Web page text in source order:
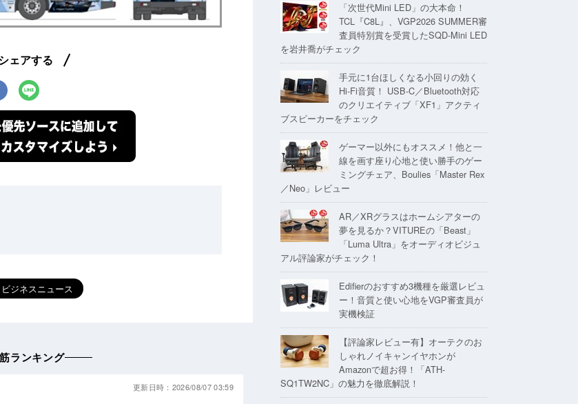
ェアする
ジネスニュース
「次世代Mini LED」の大本命！
TCL『C8L』、VGP2026 SUMMER審
査員特別賞を受賞したSQD-Mini LED
を岩井喬がチェック
手元に1台ほしくなる小回りの効く
Hi-Fi音質！ USB-C／Bluetooth対応
のクリエイティブ「XF1」アクティ
ブスピーカーをチェック
ゲーマー以外にもオススメ！他と一
線を画す座り心地と使い勝手のゲー
ミングチェア、Boulies「Master Rex
／Neo」レビュー
AR／XRグラスはホームシアターの
夢を見るか？VITUREの「Beast」
「Luma Ultra」をオーディオビジュ
アル評論家がチェック！
Edifierのおすすめ3機種を厳選レビュ
ー！音質と使い心地をVGP審査員が
実機検証
【評論家レビュー有】オーテクのお
しゃれノイキャンイヤホンが
Amazonで超お得！「ATH-
SQ1TW2NC」の魅力を徹底解説！